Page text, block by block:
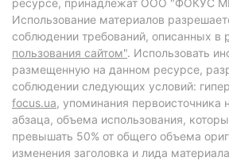
ресурсе, принадлежат ООО "ФОКУС
Использование материалов
соблюдении требований, описанных в
пользования сайтом". Использовать
размещенную на данном ресурсе,
соблюдении следующих условий:
focus.ua, упоминания первоисточника
абзаца, объема использования,
превышать 50% от общего объема
изменения заголовка и лида